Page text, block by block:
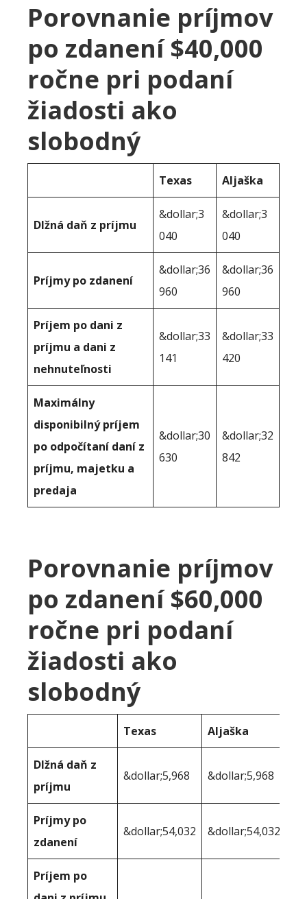
Porovnanie príjmov
po zdanení $40,000
ročne pri podaní
žiadosti ako
slobodný
Texas Aljaška
Dlžná daň z príjmu
&dollar;3
040
&dollar;3
040
Príjmy po zdanení
&dollar;36
960
&dollar;36
960
Príjem po dani z
príjmu a dani z
nehnuteľnosti
&dollar;33
141
&dollar;33
420
Maximálny
disponibilný príjem
po odpočítaní daní z
príjmu, majetku a
predaja
&dollar;30
630
&dollar;32
842
Porovnanie príjmov
po zdanení $60,000
ročne pri podaní
žiadosti ako
slobodný
Texas Aljaška
Dlžná daň z
príjmu
&dollar;5,968 &dollar;5,968
Príjmy po
zdanení
&dollar;54,032 &dollar;54,032
Príjem po